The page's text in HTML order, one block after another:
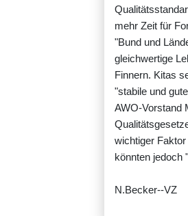
mehr Zeit für
"Bund und
gleichwertige
Finnern. Kitas
"stabile und
AWO-Vorstand
wichtiger
könnten jedoch
N.Becker--VZ